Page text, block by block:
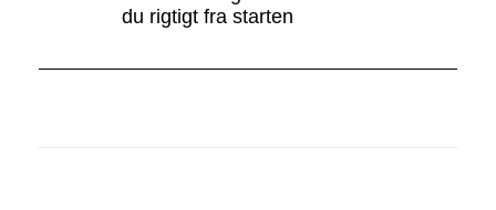
du rigtigt fra starten